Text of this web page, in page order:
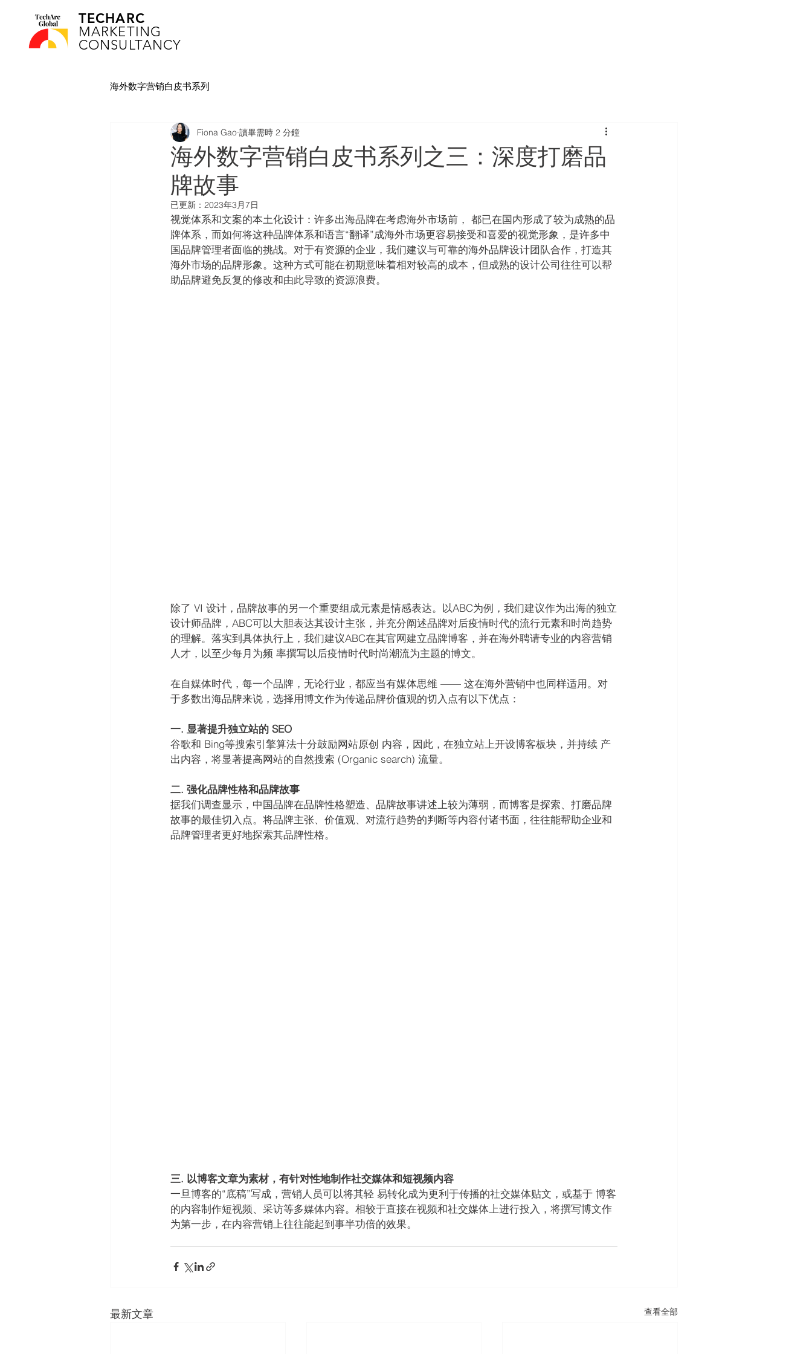
TECHARC
MARKETING
CONSULTANCY
海外数字营销白皮书系列
海外数字营销白皮书系列之三：深度打磨品
牌故事
Fiona Gao 讀畢需時 2 分鐘
已更新： 2023年3月7日
视觉体系和文案的本土化设计：许多出海品牌在考虑海外市场前， 都已在国内形成了较为成熟的品
牌体系，而如何将这种品牌体系和语言“翻译”成海外市场更容易接受和喜爱的视觉形象，是许多中
国品牌管理者面临的挑战。对于有资源的企业，我们建议与可靠的海外品牌设计团队合作，打造其
海外市场的品牌形象。这种方式可能在初期意味着相对较高的成本，但成熟的设计公司往往可以帮
助品牌避免反复的修改和由此导致的资源浪费。
除了 VI 设计，品牌故事的另一个重要组成元素是情感表达。以ABC为例，我们建议作为出海的独立
设计师品牌，ABC可以大胆表达其设计主张，并充分阐述品牌对后疫情时代的流行元素和时尚趋势
的理解。落实到具体执行上，我们建议ABC在其官网建立品牌博客，并在海外聘请专业的内容营销
人才，以至少每月为频 率撰写以后疫情时代时尚潮流为主题的博文。
在自媒体时代，每一个品牌，无论行业，都应当有媒体思维 —— 这在海外营销中也同样适用。对
于多数出海品牌来说，选择用博文作为传递品牌价值观的切入点有以下优点：
一. 显著提升独立站的 SEO
谷歌和 Bing等搜索引擎算法十分鼓励网站原创 内容，因此，在独立站上开设博客板块，并持续 产
出内容，将显著提高网站的自然搜索 (Organic search) 流量。
二. 强化品牌性格和品牌故事
据我们调查显示，中国品牌在品牌性格塑造、品牌故事讲述上较为薄弱，而博客是探索、打磨品牌
故事的最佳切入点。将品牌主张、价值观、对流行趋势的判断等内容付诸书面，往往能帮助企业和
品牌管理者更好地探索其品牌性格。
三. 以博客文章为素材，有针对性地制作社交媒体和短视频内容
一旦博客的“底稿”写成，营销人员可以将其轻 易转化成为更利于传播的社交媒体贴文，或基于 博客
的内容制作短视频、采访等多媒体内容。相较于直接在视频和社交媒体上进行投入，将撰写博文作
为第一步，在内容营销上往往能起到事半功倍的效果。
最新文章 查看全部